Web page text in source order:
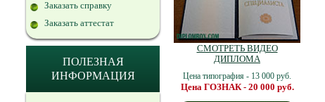
Заказать справку
Заказать аттестат
ПОЛЕЗНАЯ
ИНФОРМАЦИЯ
СМОТРЕТЬ ВИДЕО
ДИПЛОМА
Цена типография - 13 000 руб.
Цена ГОЗНАК - 20 000 руб.